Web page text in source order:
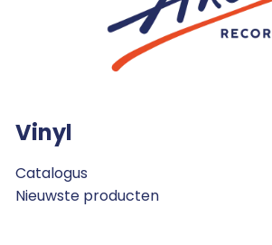
Vinyl
Catalogus
Nieuwste producten